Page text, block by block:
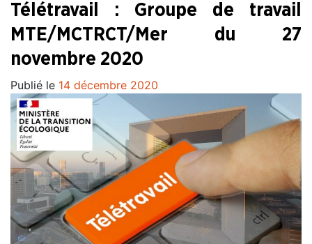
Télétravail : Groupe de travail
MTE/MCTRCT/Mer du 27
novembre 2020
Publié le 14 décembre 2020